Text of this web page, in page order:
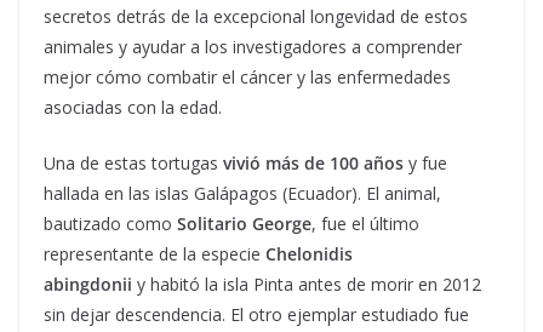
secretos detrás de la excepcional longevidad de estos
animales y ayudar a los investigadores a comprender
mejor cómo combatir el cáncer y las enfermedades
asociadas con la edad.
Una de estas tortugas vivió más de 100 años y fue
hallada en las islas Galápagos (Ecuador). El animal,
bautizado como Solitario George, fue el último
representante de la especie Chelonidis
abingdonii y habitó la isla Pinta antes de morir en 2012
sin dejar descendencia. El otro ejemplar estudiado fue